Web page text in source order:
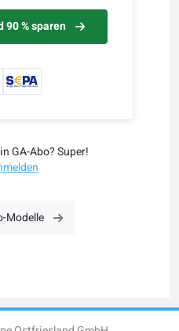
% sparen
GA-Abo? Super!
Modelle